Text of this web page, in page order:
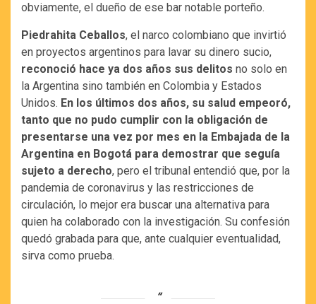
obviamente, el dueño de ese bar notable porteño.
Piedrahita Ceballos, el narco colombiano que invirtió
en proyectos argentinos para lavar su dinero sucio,
reconoció hace ya dos años sus delitos no solo en
la Argentina sino también en Colombia y Estados
Unidos. En los últimos dos años, su salud empeoró,
tanto que no pudo cumplir con la obligación de
presentarse una vez por mes en la Embajada de la
Argentina en Bogotá para demostrar que seguía
sujeto a derecho, pero el tribunal entendió que, por la
pandemia de coronavirus y las restricciones de
circulación, lo mejor era buscar una alternativa para
quien ha colaborado con la investigación. Su confesión
quedó grabada para que, ante cualquier eventualidad,
sirva como prueba.